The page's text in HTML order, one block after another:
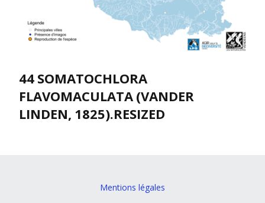
44 SOMATOCHLORA
FLAVOMACULATA (VANDER
LINDEN, 1825).RESIZED
Mentions légales